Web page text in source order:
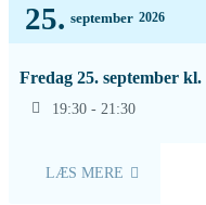
25. september 2026
Fredag 25. september
19:30 - 21:30
LÆS MERE